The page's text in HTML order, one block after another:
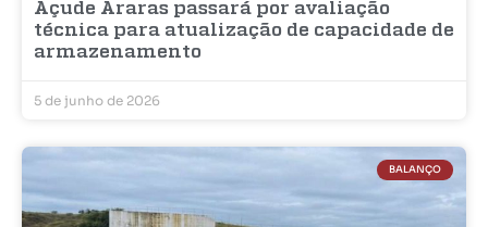
Açude Araras passará por avaliação
técnica para atualização de capacidade de
armazenamento
5 de junho de 2026
BALANÇO